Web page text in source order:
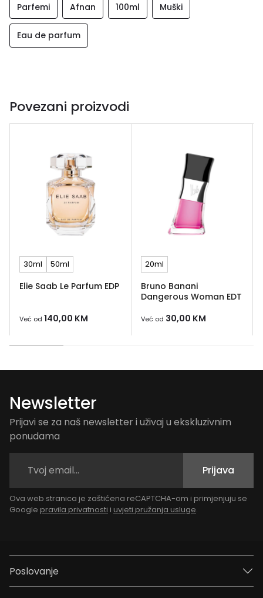
Parfemi Afnan 100ml Muški
Eau de parfum
Povezani proizvodi
30ml 50ml
Elie Saab Le Parfum EDP
Već od 140,00 KM
20ml
Bruno Banani
Dangerous Woman EDT
Već od 30,00 KM
Newsletter
Prijavi se za naš newsletter i uživaj u ekskluzivnim
ponudama
Prijava
Ova web stranica je zaštićena reCAPTCHA-om i primjenjuju se
Google pravila privatnosti i uvjeti pružanja usluge.
Poslovanje